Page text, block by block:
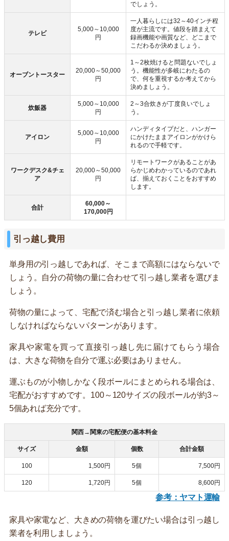
でしょう。
テレビ
5,000～10,000
円
一人暮らしには32～40インチ程
度が主流です。値段を踏まえて
録画機能や画質など、どこまで
こだわるか決めましょう。
オーブントースター
20,000～50,000
円
1～2枚焼けると問題ないでしょ
う。機能性が多岐にわたるの
で、何を重視するか考えてから
決めましょう。
炊飯器
5,000～10,000
円
2～3合炊きが丁度良いでしょ
う。
アイロン
5,000～10,000
円
ハンディタイプだと、ハンガー
にかけたままアイロンがかけら
れるので手軽です。
ワークデスク&チェ
ア
20,000～50,000
円
リモートワークがあることがあ
らかじめわかっているのであれ
ば、揃えておくことをおすすめ
します。
合計
60,000～
170,000円
引っ越し費用
単身用の引っ越しであれば、そこまで高額にはならないで
しょう。自分の荷物の量に合わせて引っ越し業者を選びま
しょう。
荷物の量によって、宅配で済む場合と引っ越し業者に依頼
しなければならないパターンがあります。
家具や家電を買って直接引っ越し先に届けてもらう場合
は、大きな荷物を自分で運ぶ必要はありません。
運ぶものが小物しかなく段ボールにまとめられる場合は、
宅配がおすすめです。100～120サイズの段ボールが約3～
5個あれば充分です。
関西→関東の宅配便の基本料金
サイズ 金額 個数 合計金額
100 1,500円 5個 7,500円
120 1,720円 5個 8,600円
参考：ヤマト運輸
家具や家電など、大きめの荷物を運びたい場合は引っ越し
業者を利用しましょう。